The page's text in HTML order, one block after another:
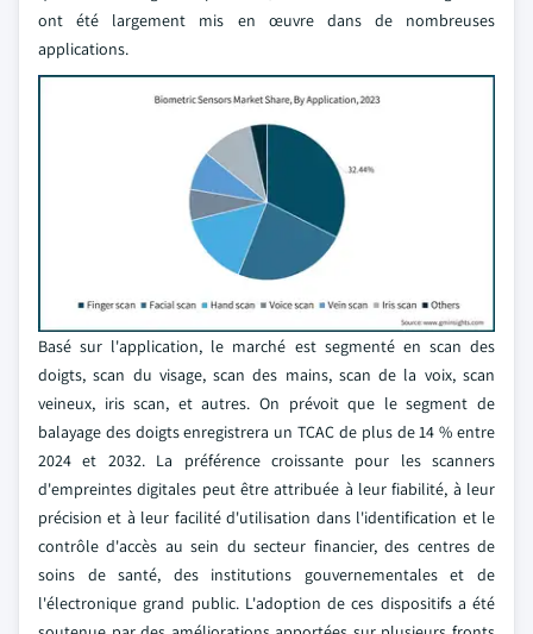
ont été largement mis en œuvre dans de nombreuses
applications.
Basé sur l'application, le marché est segmenté en scan des
doigts, scan du visage, scan des mains, scan de la voix, scan
veineux, iris scan, et autres. On prévoit que le segment de
balayage des doigts enregistrera un TCAC de plus de 14 % entre
2024 et 2032. La préférence croissante pour les scanners
d'empreintes digitales peut être attribuée à leur fiabilité, à leur
précision et à leur facilité d'utilisation dans l'identification et le
contrôle d'accès au sein du secteur financier, des centres de
soins de santé, des institutions gouvernementales et de
l'électronique grand public. L'adoption de ces dispositifs a été